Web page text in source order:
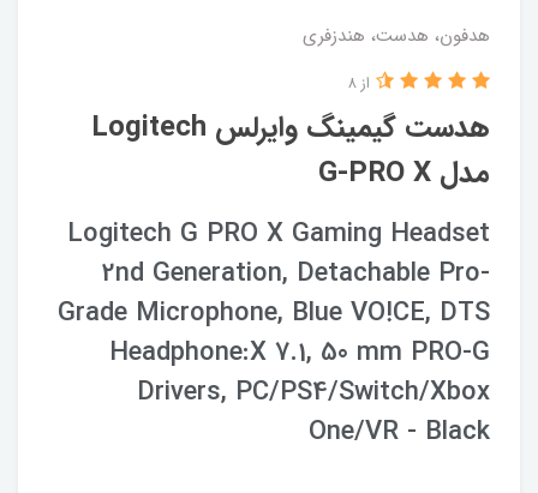
هدفون، هدست، هندزفری
هدست گیمینگ وایرلس Logitech
مدل G-PRO X
از 8
Logitech G PRO X Gaming Headset
2nd Generation, Detachable Pro-
Grade Microphone, Blue VO!CE, DTS
Headphone:X 7.1, 50 mm PRO-G
Drivers, PC/PS4/Switch/Xbox
One/VR - Black